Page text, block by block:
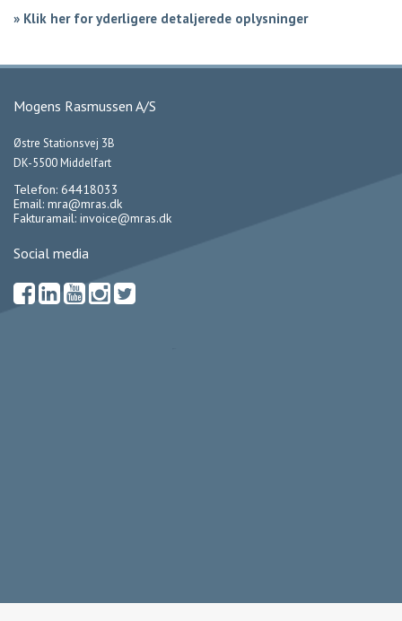
» Klik her for yderligere detaljerede oplysninger
Mogens Rasmussen A/S
Østre Stationsvej 3B
DK-5500 Middelfart
Telefon: 64418033
Email: mra@mras.dk
Fakturamail: invoice@mras.dk
Social media